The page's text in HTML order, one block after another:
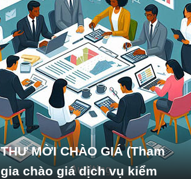
THƯ MỜI CHÀO GIÁ (Tham
gia chào giá dịch vụ kiểm